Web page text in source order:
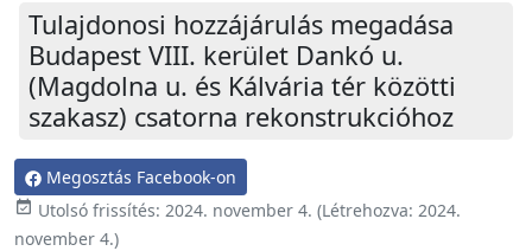
Tulajdonosi hozzájárulás megadása
Budapest VIII. kerület Dankó u.
(Magdolna u. és Kálvária tér közötti
szakasz) csatorna rekonstrukcióhoz
Megosztás Facebook-on
event_available Utolsó frissítés: 2024. november 4. (Létrehozva: 2024.
november 4.)